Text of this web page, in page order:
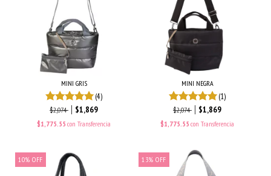
MINI GRIS
(4)
$2,074 $1,869
$1,775.55 con Transferencia
MINI NEGRA
(1)
$2,074 $1,869
$1,775.55 con Transferencia
10% OFF 13% OFF